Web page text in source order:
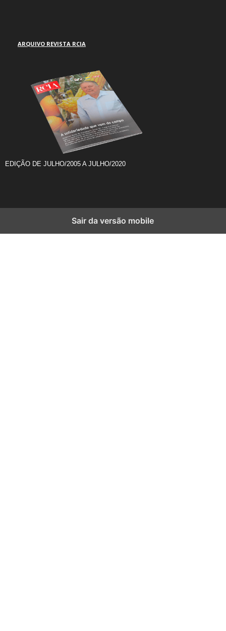
ARQUIVO REVISTA RCIA
EDIÇÃO DE JULHO/2005 A JULHO/2020
Sair da versão mobile